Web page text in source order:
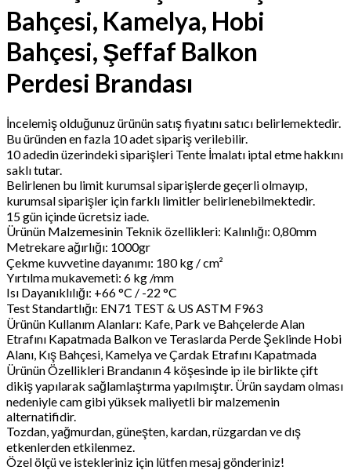
Bahçesi, Kamelya, Hobi
Bahçesi, Şeffaf Balkon
Perdesi Brandası
İncelemiş olduğunuz ürünün satış fiyatını satıcı belirlemektedir.
Bu üründen en fazla 10 adet sipariş verilebilir.
10 adedin üzerindeki siparişleri Tente İmalatı iptal etme hakkını
saklı tutar.
Belirlenen bu limit kurumsal siparişlerde geçerli olmayıp,
kurumsal siparişler için farklı limitler belirlenebilmektedir.
15 gün içinde ücretsiz iade.
Ürünün Malzemesinin Teknik özellikleri: Kalınlığı: 0,80mm
Metrekare ağırlığı: 1000gr
Çekme kuvvetine dayanımı: 180 kg / cm²
Yırtılma mukavemeti: 6 kg /mm
Isı Dayanıklılığı: +66 °C / -22 °C
Test Standartlığı: EN71 TEST & US ASTM F963
Ürünün Kullanım Alanları: Kafe, Park ve Bahçelerde Alan
Etrafını Kapatmada Balkon ve Teraslarda Perde Şeklinde Hobi
Alanı, Kış Bahçesi, Kamelya ve Çardak Etrafını Kapatmada
Ürünün Özellikleri Brandanın 4 köşesinde ip ile birlikte çift
dikiş yapılarak sağlamlaştırma yapılmıştır. Ürün saydam olması
nedeniyle cam gibi yüksek maliyetli bir malzemenin
alternatifidir.
Tozdan, yağmurdan, güneşten, kardan, rüzgardan ve dış
etkenlerden etkilenmez.
Özel ölçü ve istekleriniz için lütfen mesaj gönderiniz!